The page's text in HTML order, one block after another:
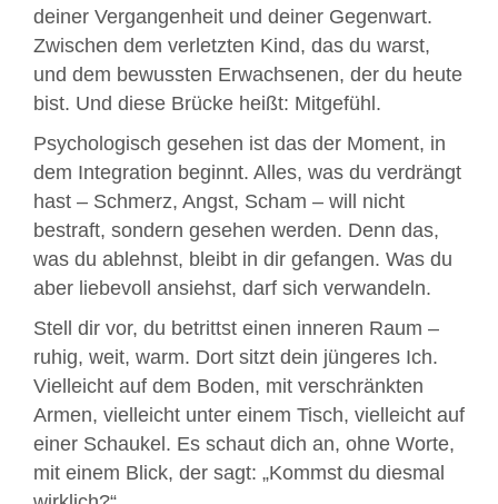
deiner Vergangenheit und deiner Gegenwart.
Zwischen dem verletzten Kind, das du warst,
und dem bewussten Erwachsenen, der du heute
bist. Und diese Brücke heißt: Mitgefühl.
Psychologisch gesehen ist das der Moment, in
dem Integration beginnt. Alles, was du verdrängt
hast – Schmerz, Angst, Scham – will nicht
bestraft, sondern gesehen werden. Denn das,
was du ablehnst, bleibt in dir gefangen. Was du
aber liebevoll ansiehst, darf sich verwandeln.
Stell dir vor, du betrittst einen inneren Raum –
ruhig, weit, warm. Dort sitzt dein jüngeres Ich.
Vielleicht auf dem Boden, mit verschränkten
Armen, vielleicht unter einem Tisch, vielleicht auf
einer Schaukel. Es schaut dich an, ohne Worte,
mit einem Blick, der sagt: „Kommst du diesmal